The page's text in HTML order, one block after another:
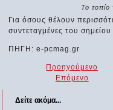
Το
Για όσους θέλουν
συντεταγμένες του
ΠΗΓΗ: e-pcmag.gr
Προηγούμενο
Επόμενο
Δείτε ακόμα...